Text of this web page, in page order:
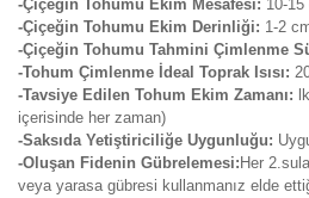
-Çiçeğin Tohumu Ekim Mesafesi: 10-15
-Çiçeğin Tohumu Ekim Derinliği: 1-2
-Çiçeğin Tohumu Tahmini Çimlenme
-Tohum Çimlenme İdeal Toprak Isısı:
-Tavsiye Edilen Tohum Ekim Zamanı:
içerisinde her zaman)
-Saksıda Yetiştiriciliğe Uygunluğu:
-Oluşan Fidenin Gübrelemesi: Her
veya yarasa gübresi kullanmanız elde